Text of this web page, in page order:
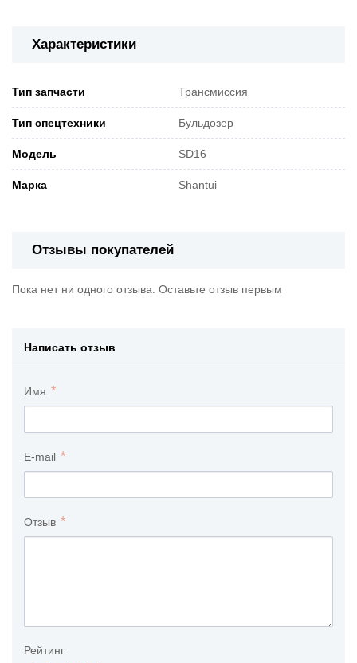
Характеристики
Тип запчасти Трансмиссия
Тип спецтехники Бульдозер
Модель SD16
Марка Shantui
Отзывы покупателей
Пока нет ни одного отзыва. Оставьте отзыв первым
Написать отзыв
Имя
E-mail
Отзыв
Рейтинг